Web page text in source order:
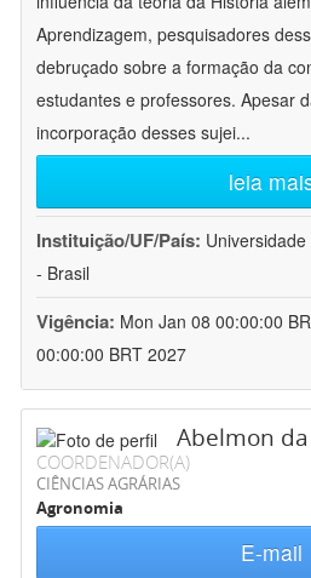
Aprendizagem, pesquisadores
debruçado sobre a formação da
estudantes e professores. Apesar
incorporação desses sujei...
leia
Instituição/UF/País:
- Brasil
Vigência: Mon Jan 08 00:00:00
00:00:00 BRT 2027
Abelmon
COORDENADOR(A)
CIÊNCIAS AGRÁRIAS
Agronomia
E-mail